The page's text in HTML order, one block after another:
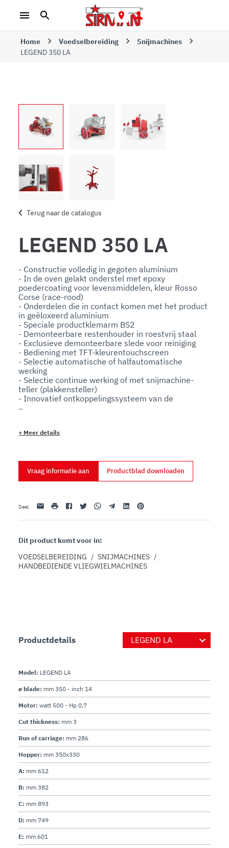
Home Voedselbereiding
Snijmachines
LEGEND 350 LA
Terug naar de catalogus
LEGEND 350 LA
- Constructie volledig in gegoten aluminium
- In de oven gelakt onderstel met epoxy
poedercoating voor levensmiddelen, kleur Rosso
Corse (race-rood)
- Onderdelen die in contact komen met het product
in geëloxeerd aluminium
- Speciale productklemarm BS2
- Demonteerbare restenhouder in roestvrij staal
- Exclusieve demonteerbare slede voor reiniging
- Bediening met TFT-kleurentouchscreen
- Selectie automatische of halfautomatische
werking
- Selectie continue werking of met snijmachine-
teller (plakkensteller)
- Innovatief ontkoppelingssysteem van de
mechanische transmissie in halfautomatische
dikteplaat (snijgeleider)
een traditionele snede maar met minimale
inspanning voor de operator
+ Meer details
Vraag informatie aan Productblad downloaden
Deel: E-mail afdrukkenFacebookTwitterWhatsappTelegramLinkedinPinterest
Dit product komt voor in:
VOEDSELBEREIDING / SNIJMACHINES /
HANDBEDIENDE VLIEGWIELMACHINES
Productdetails
Model: LEGEND LA
ø blade: mm 350 - inch 14
Motor: watt 500 - Hp 0,7
Cut thickness: mm 3
Run of carriage: mm 286
Hopper: mm 350x330
A: mm 612
B: mm 382
C: mm 893
D: mm 749
E: mm 601